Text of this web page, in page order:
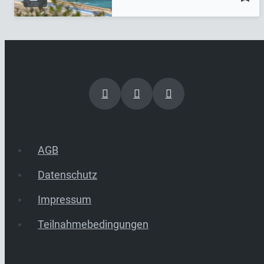
AGB
Datenschutz
Impressum
Teilnahmebedingungen